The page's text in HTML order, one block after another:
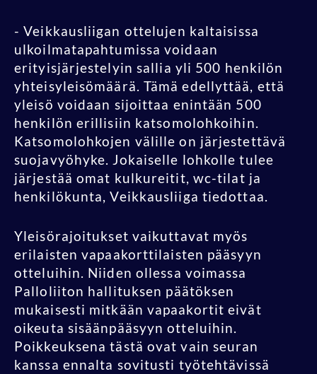
- Veikkausliigan ottelujen kaltaisissa
ulkoilmatapahtumissa voidaan
erityisjärjestelyin sallia yli 500 henkilön
yhteisyleisömäärä. Tämä edellyttää, että
yleisö voidaan sijoittaa enintään 500
henkilön erillisiin katsomolohkoihin.
Katsomolohkojen välille on järjestettävä
suojavyöhyke. Jokaiselle lohkolle tulee
järjestää omat kulkureitit, wc-tilat ja
henkilökunta, Veikkausliiga tiedottaa.
Yleisörajoitukset vaikuttavat myös
erilaisten vapaakorttilaisten pääsyyn
otteluihin. Niiden ollessa voimassa
Palloliiton hallituksen päätöksen
mukaisesti mitkään vapaakortit eivät
oikeuta sisäänpääsyyn otteluihin.
Poikkeuksena tästä ovat vain seuran
kanssa ennalta sovitusti työtehtävissä